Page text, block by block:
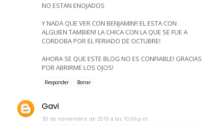
NO ESTAN ENOJADOS
Y NADA QUE VER CON BENJAMIN!! EL ESTA CON
ALGUIEN TAMBIEN! LA CHICA CON LA QUE SE FUE A
CORDOBA POR EL FERIADO DE OCTUBRE!
AHORA SE QUE ESTE BLOG NO ES CONFIABLE! GRACIAS
POR ABRIRME LOS OJOS!
Responder Borrar
Gavi
30 de noviembre de 2010 a las 10:06 p.m.